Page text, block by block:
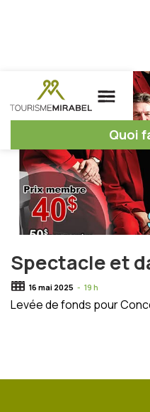
Quoi
Spectacle et
16 mai 2025 - 19 h
Levée de fonds pour